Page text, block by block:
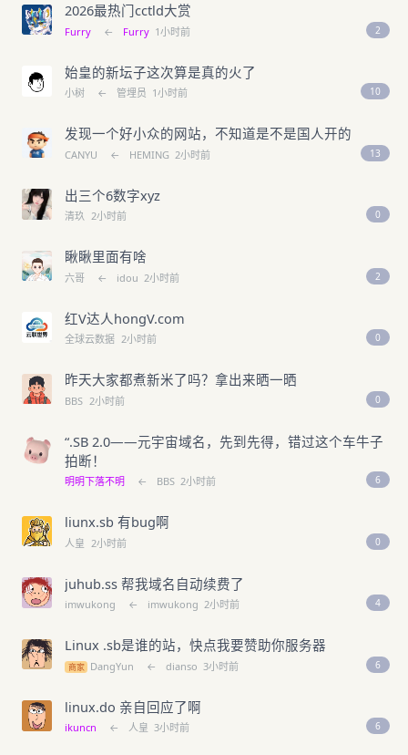
2026最热门cctld大赏
Furry ← Furry 1小时前 2
始皇的新坛子这次算是真的火了
小树 ← 管埋员 1小时前 10
发现一个好小众的网站，不知道是不是国人开的
CANYU ← HEMING 2小时前 13
出三个6数字xyz
清玖 2小时前 0
瞅瞅里面有啥
六哥 ← idou 2小时前 2
红V达人hongV.com
全球云数据 2小时前 0
昨天大家都煮新米了吗？拿出来晒一晒
BBS 2小时前 0
“.SB 2.0——元宇宙域名，先到先得，错过这个车牛子
拍断！
明明下落不明 ← BBS 2小时前 6
liunx.sb 有bug啊
人皇 2小时前 0
juhub.ss 帮我域名自动续费了
imwukong ← imwukong 2小时前 4
Linux .sb是谁的站，快点我要赞助你服务器
商家 DangYun ← dianso 3小时前 6
linux.do 亲自回应了啊
ikuncn ← 人皇 3小时前 6